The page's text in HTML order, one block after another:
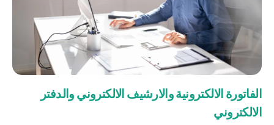
الفاتورة الالكترونية والارشيف الالكتروني والدفتر
الالكتروني